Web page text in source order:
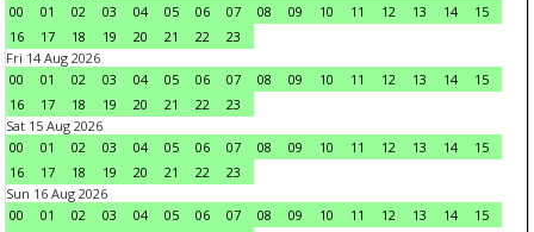
00
01 02 03 04 05 06 07 08 09 10 11 12 13 14
15
16
17 18 19 20 21 22
23
Fri 14 Aug 2026
00
01 02 03 04 05 06 07 08 09 10 11 12 13 14
15
16
17 18 19 20 21 22
23
Sat 15 Aug 2026
00
01 02 03 04 05 06 07 08 09 10 11 12 13 14
15
16
17 18 19 20 21 22
23
Sun 16 Aug 2026
00
01 02 03 04 05 06 07 08 09 10 11 12 13 14
15